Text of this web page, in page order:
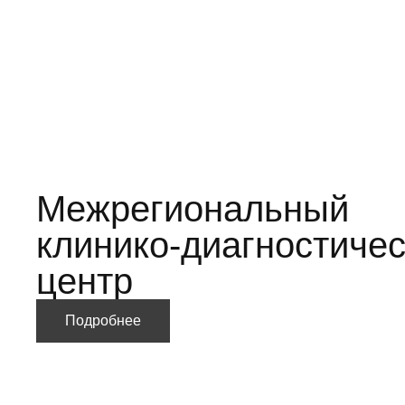
Межрегиональный
клинико-
центр
Подробнее